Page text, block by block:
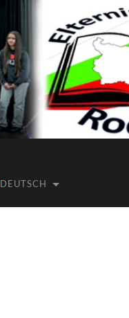
DEUTSCH